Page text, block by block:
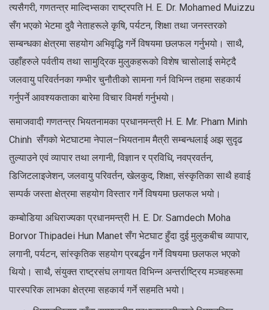
त्यसैगरी, गणतन्त्र माल्दिभ्सका राष्ट्रपति H. E. Dr. Mohamed Muizzu
सँग भएको भेटमा दुवै नेताहरूले कृषि, पर्यटन, शिक्षा तथा जनस्तरको
सम्बन्धका क्षेत्रमा सहयोग अभिवृद्धि गर्ने विषयमा छलफल गर्नुभयो। साथै,
उहाँहरुले पर्वतीय तथा सामुद्रिक मुलुकहरूको विशेष चासोलाई समेट्दै
जलवायु परिवर्तनका गम्भीर चुनौतीको सामना गर्न विभिन्न तहमा सहकार्य
गर्नुपर्ने आवश्यकताका बारेमा विचार विमर्श गर्नुभयो।
समाजवादी गणतन्त्र भियतनामका प्रधानमन्त्री H. E. Mr. Pham Minh
Chinh सँगको भेटघाटमा नेपाल–भियतनाम मैत्री सम्बन्धलाई अझ सुदृढ
तुल्याउने एवं व्यापार तथा लगानी, विज्ञान र प्रविधि, नवप्रवर्तन,
डिजिटलाइजेशन, जलवायु परिवर्तन, खेलकुद, शिक्षा, संस्कृतिका साथै हवाई
सम्पर्क जस्ता क्षेत्रमा सहयोग विस्तार गर्ने विषयमा छलफल भयो।
कम्बोडिया अधिराज्यका प्रधानमन्त्री H. E. Dr. Samdech Moha
Borvor Thipadei Hun Manet सँग भेटघाट हुँदा दुई मुलुकबीच व्यापार,
लगानी, पर्यटन, सांस्कृतिक सहयोग प्रबर्द्धन गर्ने विषयमा छलफल भएको
थियो। साथै, संयुक्त राष्ट्रसंघ लगायत विभिन्न अन्तर्राष्ट्रिय मञ्चहरूमा
पारस्परिक लाभका क्षेत्रमा सहकार्य गर्ने सहमति भयो।